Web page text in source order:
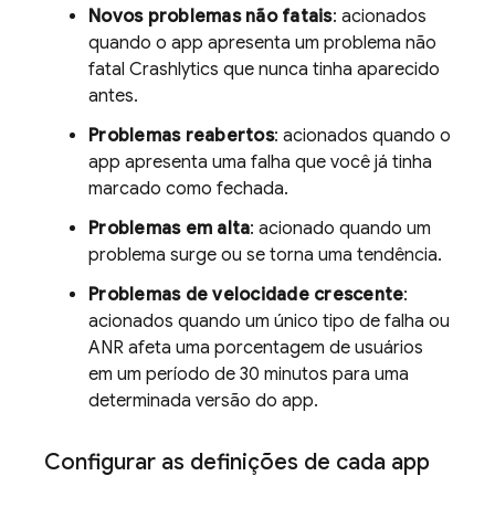
Novos problemas não fatais: acionados
quando o app apresenta um problema não
fatal Crashlytics que nunca tinha aparecido
antes.
Problemas reabertos: acionados quando o
app apresenta uma falha que você já tinha
marcado como fechada.
Problemas em alta: acionado quando um
problema surge ou se torna uma tendência.
Problemas de velocidade crescente:
acionados quando um único tipo de falha ou
ANR afeta uma porcentagem de usuários
em um período de 30 minutos para uma
determinada versão do app.
Configurar as definições de cada app